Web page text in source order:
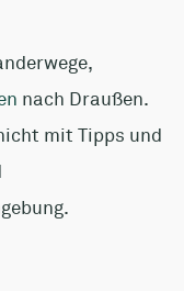
nach Draußen.
mit Tipps und